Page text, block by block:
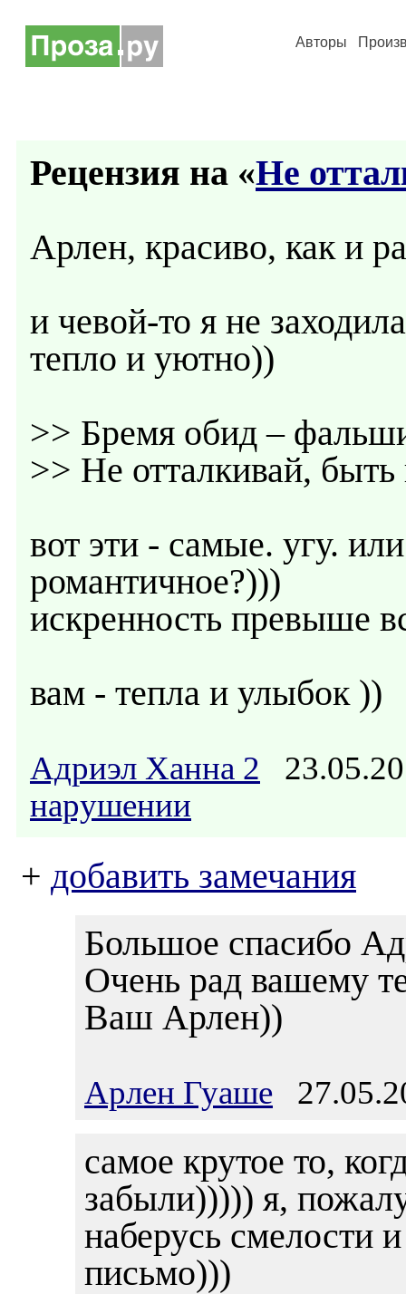
Авторы
Рецензия на «Не
Арлен, красиво, как и
и чевой-то я не
тепло и уютно))
>> Бремя обид –
>> Не отталкивай, быть
вот эти - самые. угу.
романтичное?)))
искренность превыше
вам - тепла и улыбок ))
Адриэл Ханна 2
нарушении
+ добавить замечания
Большое спасибо
Очень рад вашему
Ваш Арлен))
Арлен Гуаше
самое крутое то,
забыли))))) я,
наберусь смелости
письмо)))